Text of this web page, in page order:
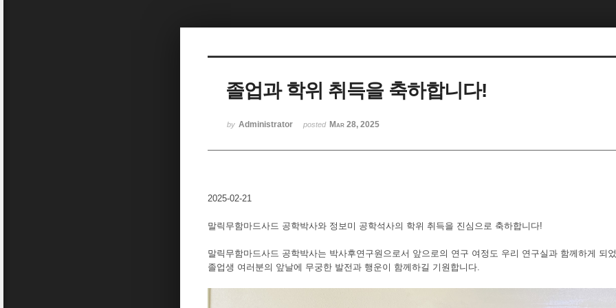
졸업과 학위 취득을 축하합니다!
by Administrator posted Mar 28, 2025
2025-02-21
말릭무함마드사드 공학박사와 정보미 공학석사의 학위 취득을 진심으로 축하합니다!
말릭무함마드사드 공학박사는 박사후연구원으로서 앞으로의 연구 여정도 우리 연구실과 함께하게 되
졸업생 여러분의 앞날에 무궁한 발전과 행운이 함께하길 기원합니다.
Sketchbook5, 스케치북5
Sketchbook5, 스케치북5